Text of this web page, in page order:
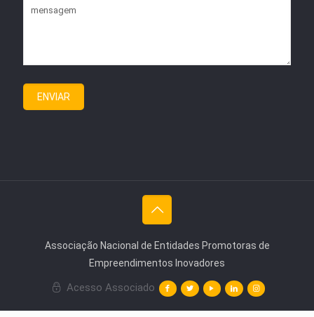
Associação Nacional de Entidades Promotoras de
Empreendimentos Inovadores
Acesso Associado